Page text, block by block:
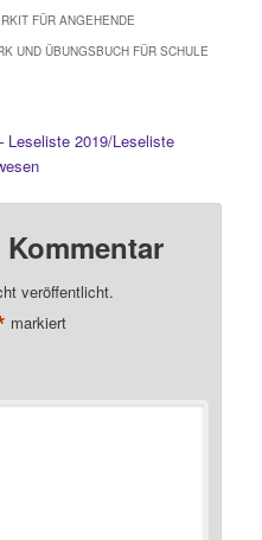
FÜR ANGEHENDE
UND ÜBUNGSBUCH FÜR SCHULE
Leseliste 2019/Leseliste
veröffentlicht.
markiert